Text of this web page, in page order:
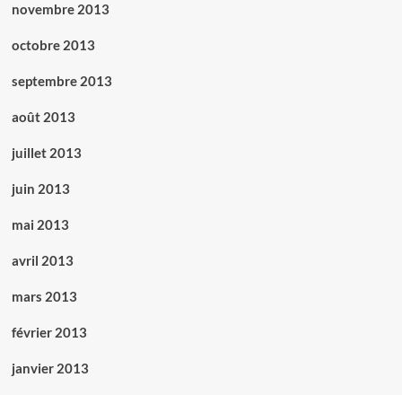
novembre 2013
octobre 2013
septembre 2013
août 2013
juillet 2013
juin 2013
mai 2013
avril 2013
mars 2013
février 2013
janvier 2013